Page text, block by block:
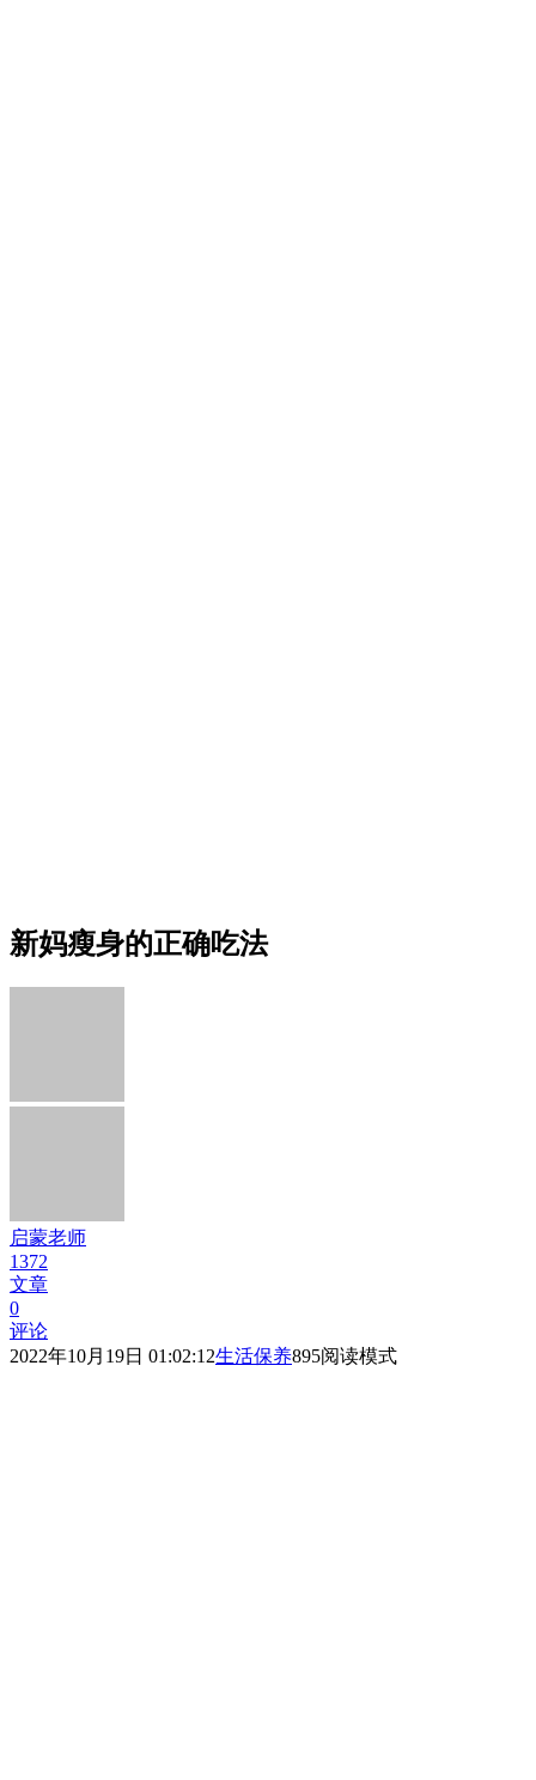
新妈瘦身的正确吃法
启蒙老师
1372
文章
0
评论
2022年10月19日 01:02:12生活保养895阅读模式